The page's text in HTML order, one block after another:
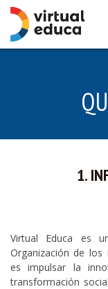
1.
Virtual Educa es
Organización de los
es impulsar la
transformación